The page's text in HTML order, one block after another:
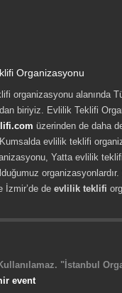
Organizasyonu
organizasyonu alanında
biriyiz. Evlilik Teklifi
üzerinden de daha
evlilik teklifi
Yatta evlilik
İzmir’de de evlilik teklifi
"İstanbul
event